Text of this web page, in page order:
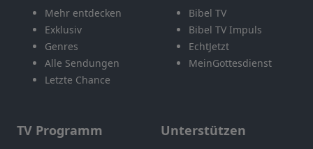
Mehr entdecken
Exklusiv
Genres
Alle Sendungen
Letzte Chance
Bibel TV
Bibel TV Impuls
EchtJetzt
MeinGottesdienst
TV Programm Unterstützen